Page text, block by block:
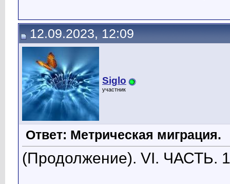
12.09.2023, 12:09
Siglo
участник
Ответ: Метрическая миграция.
(Продолжение). VI. ЧАСТЬ.